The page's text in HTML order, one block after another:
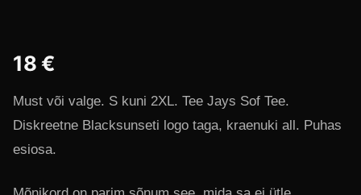
18 €
Must või valge. S kuni 2XL. Tee Jays Sof Tee.
Diskreetne Blacksunseti logo taga, kraenuki all. Puhas
esiosa.